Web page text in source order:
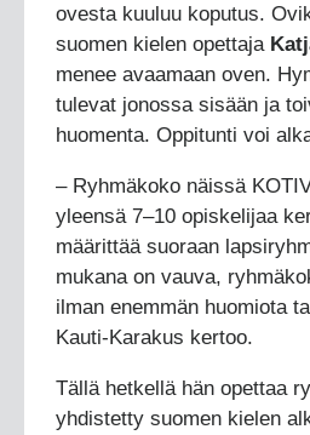
ovesta kuuluu koputus.
suomen kielen opettaja
menee avaamaan oven.
tulevat jonossa sisään ja
huomenta. Oppitunti voi
– Ryhmäkoko näissä
yleensä 7–10 opiskelijaa
määrittää suoraan
mukana on vauva,
ilman enemmän huomiota
Kauti-Karakus kertoo.
Tällä hetkellä hän opettaa
yhdistetty suomen kielen